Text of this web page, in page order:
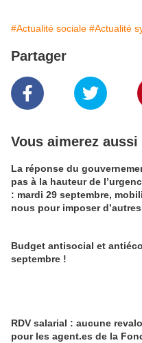
#Actualité sociale #Actualité
Partager
Vous aimerez aussi
La réponse du
pas à la hauteur de
: mardi 29 septembre,
nous pour imposer
Budget antisocial et
septembre !
RDV salarial : aucune
pour les agent.es de la